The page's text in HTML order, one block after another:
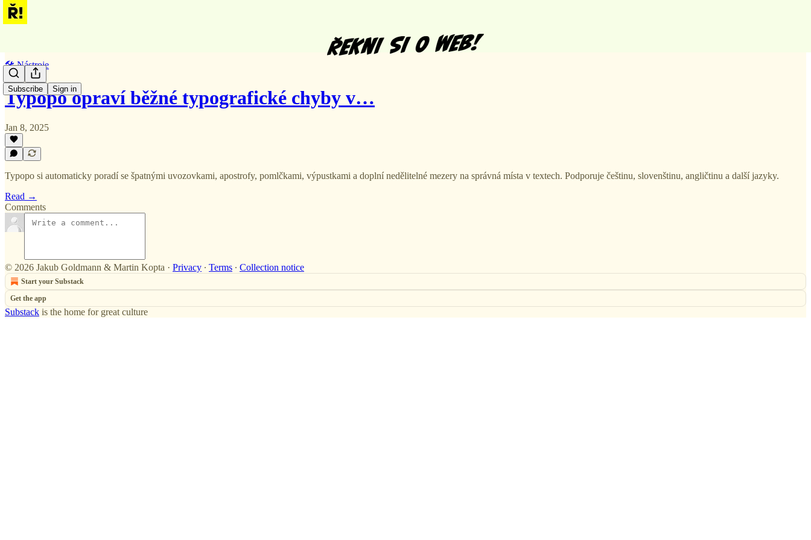
Subscribe Sign in
🛠️ Nástroje
Typopo opraví běžné typografické chyby v…
Jan 8, 2025
Typopo si automaticky poradí se špatnými uvozovkami, apostrofy, pomlčkami, výpustkami a doplní nedělitelné mezery na správná místa v textech. Podporuje češtinu, slovenštinu, angličtinu a další jazyky.
Read →
Comments
© 2026 Jakub Goldmann & Martin Kopta · Privacy ∙ Terms ∙ Collection notice
Start your Substack
Get the app
Substack is the home for great culture